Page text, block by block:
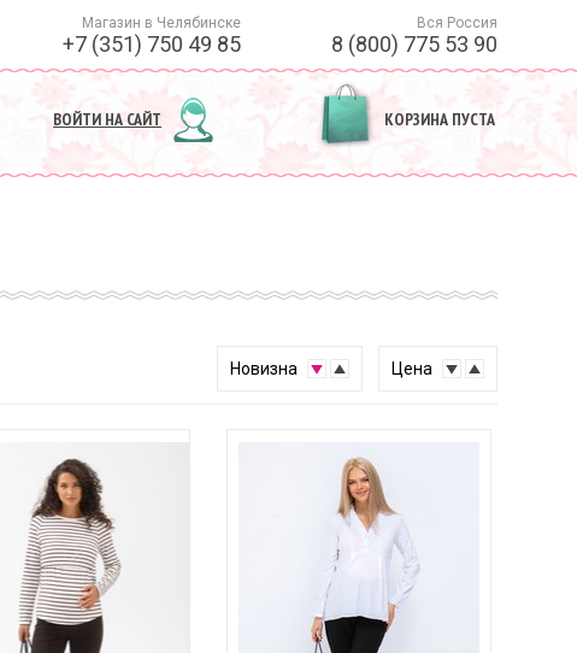
Магазин в Челябинске
+7 (351) 750 49 85
Вся Россия
8 (800) 775 53 90
ВОЙТИ НА САЙТ КОРЗИНА ПУСТА
Новизна Цена